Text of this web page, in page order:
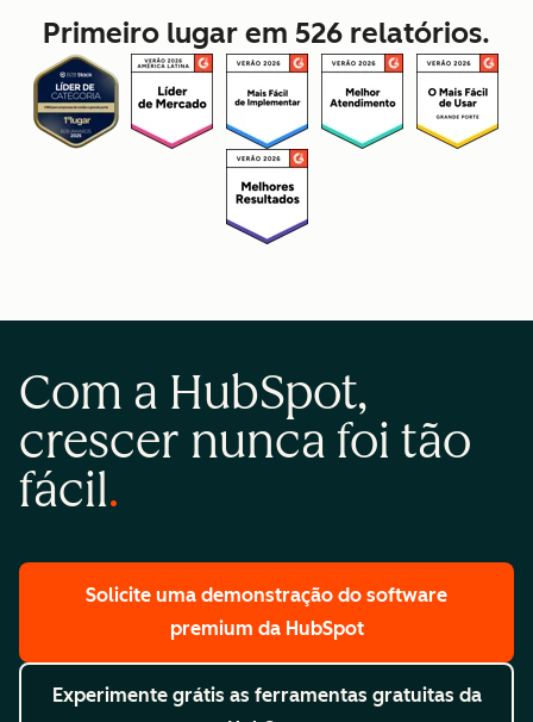
Primeiro lugar em 526 relatórios.
Com a HubSpot,
crescer nunca foi tão
fácil
Solicite uma demonstração do software
premium da HubSpot
Experimente grátis as ferramentas gratuitas da